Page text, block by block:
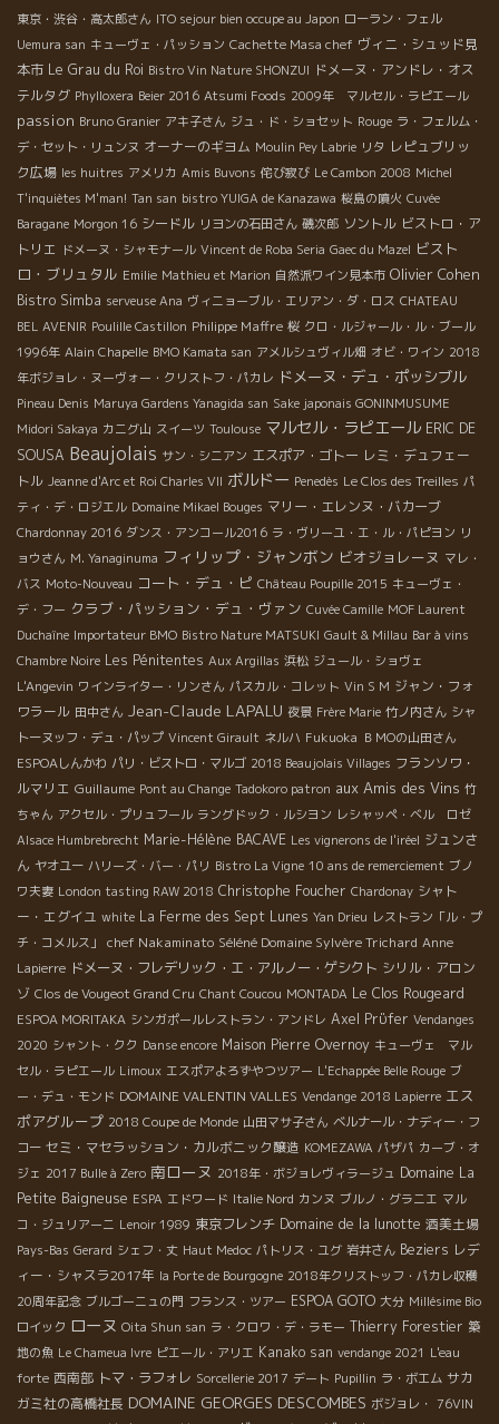
東京・渋谷・高太郎さん ITO sejour bien occupe au Japon ローラン・フェル
Uemura san キューヴェ・パッション Cachette Masa chef ヴィニ・シュッド見
本市 Le Grau du Roi Bistro Vin Nature SHONZUI ドメーヌ・アンドレ・オス
テルタグ Phylloxera Beier 2016 Atsumi Foods 2009年 マルセル・ラピエール
passion Bruno Granier アキ子さん ジュ・ド・ショセット Rouge ラ・フェルム・
デ・セット・リュンヌ オーナーのギヨム Moulin Pey Labrie リタ レピュブリッ
ク広場 les huitres アメリカ Amis Buvons 侘び寂び Le Cambon 2008 Michel
T'inquiètes M'man! Tan san bistro YUIGA de Kanazawa 桜島の噴火 Cuvée
Baragane Morgon 16 シードル リヨンの石田さん 磯次郎 ソントル ビストロ・ア
トリエ ドメーヌ・シャモナール Vincent de Roba Seria Gaec du Mazel ビスト
ロ・ブリュタル Emilie Mathieu et Marion 自然派ワイン見本市 Olivier Cohen
Bistro Simba serveuse Ana ヴィニョーブル・エリアン・ダ・ロス CHATEAU
BEL AVENIR Poulille Castillon Philippe Maffre 桜 クロ・ルジャール・ル・ブール
1996年 Alain Chapelle BMO Kamata san アメルシュヴィル畑 オビ・ワイン 2018
年ボジョレ・ヌーヴォー・クリストフ・パカレ ドメーヌ・デュ・ポッシブル
Pineau Denis Maruya Gardens Yanagida san Sake japonais GONINMUSUME
Midori Sakaya カニグ山 スイーツ Toulouse マルセル・ラピエール ERIC DE
SOUSA Beaujolais サン・シニアン エスポア・ゴトー レミ・デュフェー
トル Jeanne d'Arc et Roi Charles VII ボルドー Penedès Le Clos des Treilles パ
ティ・デ・ロジエル Domaine Mikael Bouges マリー・エレンヌ・バカーブ
Chardonnay 2016 ダンス・アンコール2016 ラ・ヴリーユ・エ・ル・パピヨン リ
ョウさん M. Yanaginuma フィリップ・ジャンボン ビオジョレーヌ マレ・
バス Moto-Nouveau コート・デュ・ピ Château Poupille 2015 キューヴェ・
デ・フー クラブ・パッション・デュ・ヴァン Cuvée Camille MOF Laurent
Duchaîne Importateur BMO Bistro Nature MATSUKI Gault & Millau Bar à vins
Chambre Noire Les Pénitentes Aux Argillas 浜松 ジュール・ショヴェ
L'Angevin ワインライター・リンさん パスカル・コレット Vin S M ジャン・フォ
ワラール 田中さん Jean-Claude LAPALU 夜景 Frère Marie 竹ノ内さん シャ
トーヌッフ・デュ・パップ Vincent Girault ネルハ Fukuoka ＢＭОの山田さん
ESPOAしんかわ パリ・ビストロ・マルゴ 2018 Beaujolais Villages フランソワ・
ルマリエ Guillaume Pont au Change Tadokoro patron aux Amis des Vins 竹
ちゃん アクセル・プリュフール ラングドック・ルシヨン レシャッペ・ベル ロゼ
Alsace Humbrebrecht Marie-Hélène BACAVE Les vignerons de l'iréel ジュンさ
ん ヤオユー ハリーズ・バー・パリ Bistro La Vigne 10 ans de remerciement ブノ
ワ夫妻 London tasting RAW 2018 Christophe Foucher Chardonay シャト
ー・エグイユ white La Ferme des Sept Lunes Yan Drieu レストラン「ル・プ
チ・コメルス」
chef Nakaminato Séléné Domaine Sylvère Trichard Anne
Lapierre ドメーヌ・フレデリック・エ・アルノー・ゲシクト シリル・アロン
ゾ Clos de Vougeot Grand Cru Chant Coucou MONTADA Le Clos Rougeard
ESPOA MORITAKA シンガポールレストラン・アンドレ Axel Prϋfer Vendanges
2020 シャント・クク Danse encore Maison Pierre Overnoy キューヴェ マル
セル・ラピエール Limoux エスポアよろずやつツアー L'Echappée Belle Rouge ブ
ー・デュ・モンド DOMAINE VALENTIN VALLES Vendange 2018 Lapierre エス
ポアグループ 2018 Coupe de Monde 山田マサ子さん ベルナール・ナディー・フ
コー セミ・マセラッション・カルボニック醸造 KOMEZAWA パザパ カーブ・オ
ジェ 2017 Bulle à Zero 南ローヌ 2018年・ボジョレヴィラージュ Domaine La
Petite Baigneuse ESPA エドワード Italie Nord カンヌ ブルノ・グラニエ マル
コ・ジュリアーニ Lenoir 1989 東京フレンチ Domaine de la lunotte 酒美土場
Pays-Bas Gerard シェフ・丈 Haut Medoc パトリス・ユグ 岩井さん Beziers レデ
ィー・シャスラ2017年 la Porte de Bourgogne 2018年クリストッフ・パカレ収穫
20周年記念 ブルゴーニュの門 フランス・ツアー ESPOA GOTO 大分 Millésime Bio
ロイック ローヌ Oita Shun san ラ・クロワ・デ・ラモー Thierry Forestier 築
地の魚 Le Chameua Ivre ピエール・アリエ Kanako san vendange 2021 L'eau
forte 西南部 トマ・ラフォレ Sorcellerie 2017 デート Pupillin ラ・ボエム サカ
ガミ社の高橋社長 DOMAINE GEORGES DESCOMBES ボジョレ・ 76VIN